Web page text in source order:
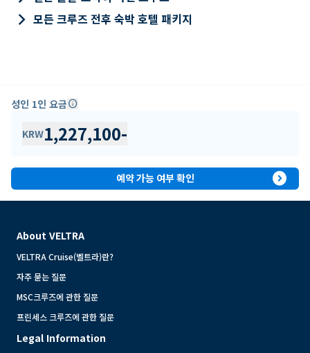
keyboard_arrow_right 모든 크루즈 전후 숙박 호텔 패키지
성인 1인 요금info
KRW1,227,100-
예약 가능 여부 확인 expand_circle_right
About VELTRA
VELTRA Cruise(벨트라)란?
자주 묻는 질문
MSC크루즈에 관한 질문
프린세스 크루즈에 관한 질문
Legal Information